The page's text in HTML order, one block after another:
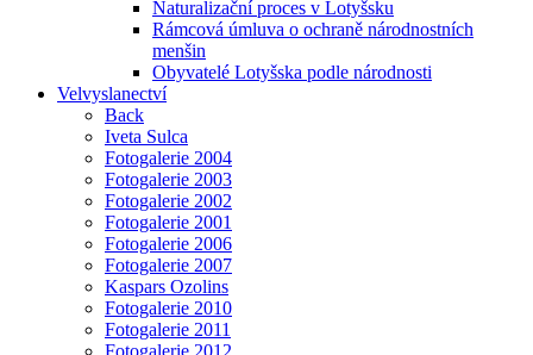
Naturalizační proces v Lotyšsku
Rámcová úmluva o ochraně národnostních
menšin
Obyvatelé Lotyšska podle národnosti
Velvyslanectví
Back
Iveta Sulca
Fotogalerie 2004
Fotogalerie 2003
Fotogalerie 2002
Fotogalerie 2001
Fotogalerie 2006
Fotogalerie 2007
Kaspars Ozolins
Fotogalerie 2010
Fotogalerie 2011
Fotogalerie 2012